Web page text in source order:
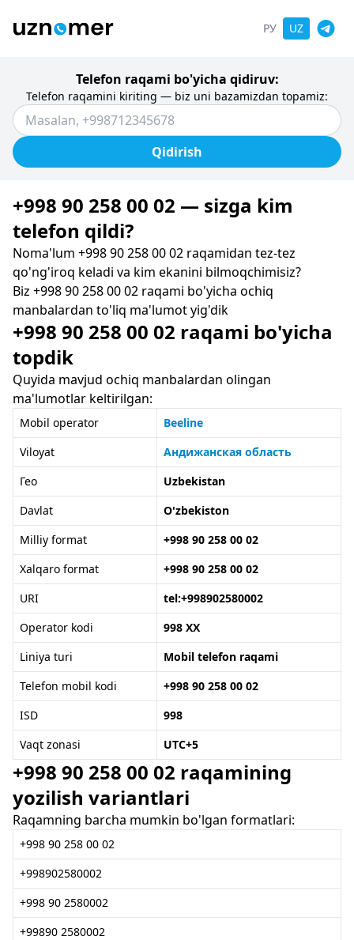
РУ UZ
Telefon raqami bo'yicha qidiruv:
Telefon raqamini kiriting — biz uni bazamizdan topamiz:
Qidirish
+998 90 258 00 02 — sizga kim
telefon qildi?
Noma'lum +998 90 258 00 02 raqamidan tez-tez
qo'ng'iroq keladi va kim ekanini bilmoqchimisiz?
Biz +998 90 258 00 02 raqami bo'yicha ochiq
manbalardan to'liq ma'lumot yig'dik
+998 90 258 00 02 raqami bo'yicha
topdik
Quyida mavjud ochiq manbalardan olingan
ma'lumotlar keltirilgan:
Mobil operator
Beeline
Viloyat
Андижанская область
Гео
Uzbekistan
Davlat
O'zbekiston
Milliy format
+998 90 258 00 02
Xalqaro format
+998 90 258 00 02
URI
tel:+998902580002
Operator kodi
998 XX
Liniya turi
Mobil telefon raqami
Telefon mobil kodi
+998 90 258 00 02
ISD
998
Vaqt zonasi
UTC+5
+998 90 258 00 02 raqamining
yozilish variantlari
Raqamning barcha mumkin bo'lgan formatlari:
+998 90 258 00 02
+998902580002
+998 90 2580002
+99890 2580002